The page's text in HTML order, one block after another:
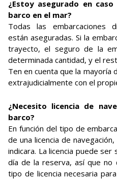
¿Estoy asegurado en
barco en el mar?
Todas las embarcaciones
están aseguradas. Si la
trayecto, el seguro de la
determinada cantidad, y el
Ten en cuenta que la mayoría
extrajudicialmente con el
¿Necesito licencia de
barco?
En función del tipo de
de una licencia de
indicara. La licencia puede
día de la reserva, así que no
tipo de licencia necesaria